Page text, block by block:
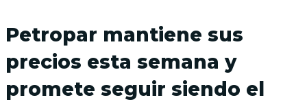
Petropar mantiene sus
precios esta semana y
promete seguir siendo el